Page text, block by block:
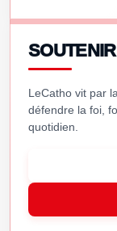
LeCatho vit par
défendre la foi,
quotidien.